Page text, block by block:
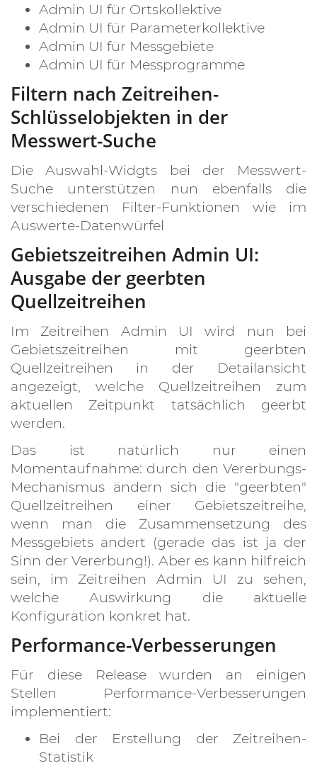
Admin UI für Ortskollektive
Admin UI für Parameterkollektive
Admin UI für Messgebiete
Admin UI für Messprogramme
Filtern nach Zeitreihen-
Schlüsselobjekten in der
Messwert-Suche
Die Auswahl-Widgts bei der Messwert-
Suche unterstützen nun ebenfalls die
verschiedenen Filter-Funktionen wie im
Auswerte-Datenwürfel
Gebietszeitreihen Admin UI:
Ausgabe der geerbten
Quellzeitreihen
Im Zeitreihen Admin UI wird nun bei
Gebietszeitreihen mit geerbten
Quellzeitreihen in der Detailansicht
angezeigt, welche Quellzeitreihen zum
aktuellen Zeitpunkt tatsächlich geerbt
werden.
Das ist natürlich nur einen
Momentaufnahme: durch den Vererbungs-
Mechanismus ändern sich die "geerbten"
Quellzeitreihen einer Gebietszeitreihe,
wenn man die Zusammensetzung des
Messgebiets ändert (gerade das ist ja der
Sinn der Vererbung!). Aber es kann hilfreich
sein, im Zeitreihen Admin UI zu sehen,
welche Auswirkung die aktuelle
Konfiguration konkret hat.
Performance-Verbesserungen
Für diese Release wurden an einigen
Stellen Performance-Verbesserungen
implementiert:
Bei der Erstellung der Zeitreihen-
Statistik